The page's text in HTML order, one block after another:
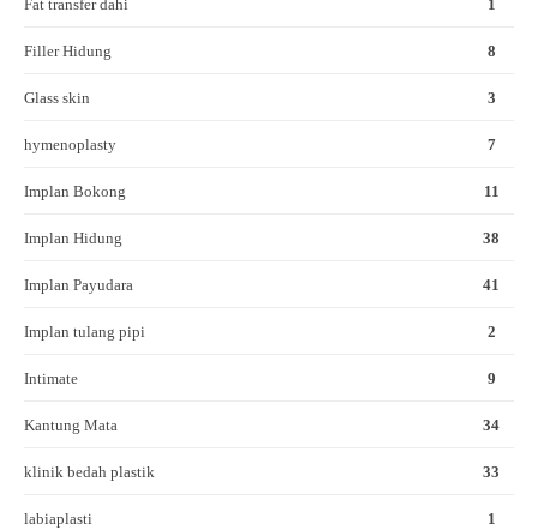
Fat transfer dahi 1
Filler Hidung 8
Glass skin 3
hymenoplasty 7
Implan Bokong 11
Implan Hidung 38
Implan Payudara 41
Implan tulang pipi 2
Intimate 9
Kantung Mata 34
klinik bedah plastik 33
labiaplasti 1